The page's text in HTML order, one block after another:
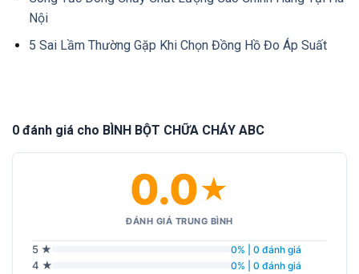
Nội
5 Sai Lầm Thường Gặp Khi Chọn Đồng Hồ Đo Áp Suất
0 đánh giá cho BÌNH BỘT CHỮA CHÁY ABC
0.0★
ĐÁNH GIÁ TRUNG BÌNH
5 ★ 0% | 0 đánh giá
4 ★ 0% | 0 đánh giá